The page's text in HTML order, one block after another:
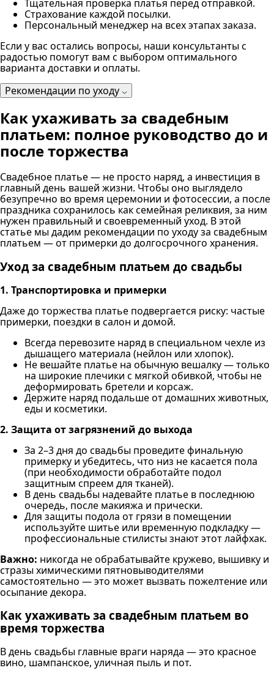
Тщательная проверка платья перед отправкой.
Страхование каждой посылки.
Персональный менеджер на всех этапах заказа.
Если у вас остались вопросы, наши консультанты с
радостью помогут вам с выбором оптимального
варианта доставки и оплаты.
Рекомендации по уходу
Как ухаживать за свадебным
платьем: полное руководство до и
после торжества
Свадебное платье — не просто наряд, а инвестиция в
главный день вашей жизни. Чтобы оно выглядело
безупречно во время церемонии и фотосессии, а после
праздника сохранилось как семейная реликвия, за ним
нужен правильный и своевременный уход. В этой
статье мы дадим рекомендации по уходу за свадебным
платьем — от примерки до долгосрочного хранения.
Уход за свадебным платьем до свадьбы
1. Транспортировка и примерки
Даже до торжества платье подвергается риску: частые
примерки, поездки в салон и домой.
Всегда перевозите наряд в специальном чехле из
дышащего материала (нейлон или хлопок).
Не вешайте платье на обычную вешалку — только
на широкие плечики с мягкой обивкой, чтобы не
деформировать бретели и корсаж.
Держите наряд подальше от домашних животных,
еды и косметики.
2. Защита от загрязнений до выхода
За 2–3 дня до свадьбы проведите финальную
примерку и убедитесь, что низ не касается пола
(при необходимости обработайте подол
защитным спреем для тканей).
В день свадьбы надевайте платье в последнюю
очередь, после макияжа и прически.
Для защиты подола от грязи в помещении
используйте шитье или временную подкладку —
профессиональные стилисты знают этот лайфхак.
Важно: никогда не обрабатывайте кружево, вышивку и
стразы химическими пятновыводителями
самостоятельно — это может вызвать пожелтение или
осыпание декора.
Как ухаживать за свадебным платьем во
время торжества
В день свадьбы главные враги наряда — это красное
вино, шампанское, уличная пыль и пот.